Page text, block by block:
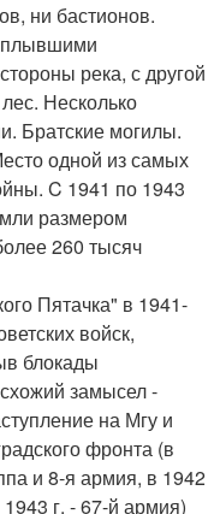
ни бастионов.
река, с другой
Несколько
Братские могилы.
одной из самых
C 1941 по 1943
размером
260 тысяч
Пятачка" в 1941-
войск,
блокады
замысел -
на Мгу и
фронта (в
и 8-я армия, в 1942
г. - 67-й армия)